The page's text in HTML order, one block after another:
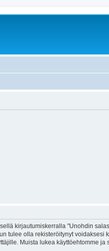
kirjautumiskerralla "Unohdin
tulee olla rekisteröitynyt voidaksesi
Muista lukea käyttöehtomme